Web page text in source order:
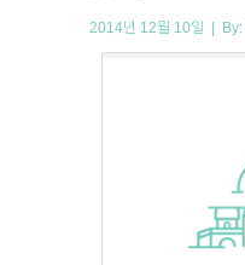
2014년 12월 10일 | By: